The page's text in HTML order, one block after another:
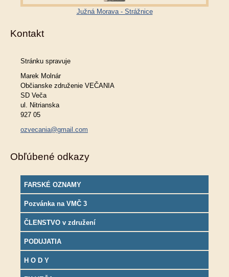
Južná Morava - Strážnice
Kontakt
Stránku spravuje
Marek Molnár
Občianske združenie VEČANIA
SD Veča
ul. Nitrianska
927 05
ozvecania@gmail.com
Obľúbené odkazy
FARSKÉ OZNAMY
Pozvánka na VMČ 3
ČLENSTVO v združení
PODUJATIA
H O D Y